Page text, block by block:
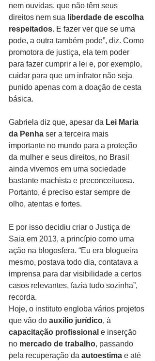
nem ouvidas, que não têm seus
direitos nem sua liberdade de escolha
respeitados. E fazer ver que se uma
pode, a outra também pode”, diz. Como
promotora de justiça, ela tem poder
para fazer cumprir a lei e, por exemplo,
cuidar para que um infrator não seja
punido apenas com a doação de cesta
básica.
Gabriela diz que, apesar da Lei Maria
da Penha ser a terceira mais
importante no mundo para a proteção
da mulher e seus direitos, no Brasil
ainda vivemos em uma sociedade
bastante machista e preconceituosa.
Portanto, é preciso estar sempre de
olho, atentas e fortes.
E por isso decidiu criar o Justiça de
Saia em 2013, a princípio como uma
ação na blogosfera. “Eu era blogueira
mesmo, postava todo dia, contatava a
imprensa para dar visibilidade a certos
casos relevantes, fazia tudo sozinha”,
recorda.
Hoje, o instituto engloba vários projetos
que vão do auxílio jurídico, à
capacitação profissional e inserção
no mercado de trabalho, passando
pela recuperação da autoestima e até